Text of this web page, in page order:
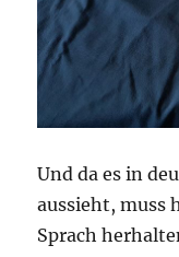
Und da es in
aussieht, muss
Sprach